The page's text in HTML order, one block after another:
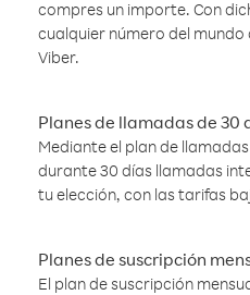
compres un importe. Con
cualquier número del
Viber.
Planes de llamadas de 30
Mediante el plan de
durante 30 días llamadas
tu elección, con las tarifas
Planes de suscripción
El plan de suscripción